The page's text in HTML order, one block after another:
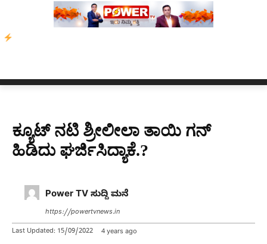
ಅವರ ಆಡಿಯೋ ಕ್ಲಿಪ್ ಅನ್ನು ಬದಲಾಯಿಸಲಾಗಿದೆ. ಸುಪ್ರೀಂ ಕೋರ್ಟ್
ಕ್ಯೂಟ್ ನಟಿ ಶ್ರೀಲೀಲಾ ತಾಯಿ ಗನ್
ಹಿಡಿದು ಘರ್ಜಿಸಿದ್ಯಾಕೆ.?
Power TV ಸುದ್ದಿ ಮನೆ
https://powertvnews.in
Last Updated: 15/09/2022 4 years ago